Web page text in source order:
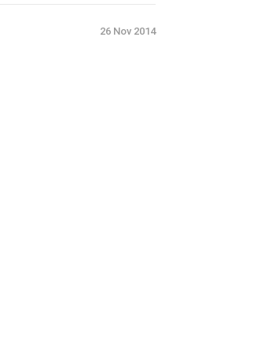
26 Nov 2014